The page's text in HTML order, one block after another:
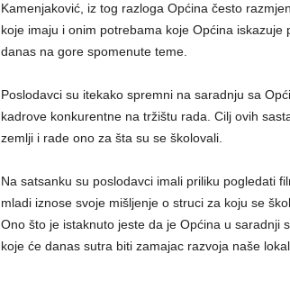
Kamenjaković, iz tog razloga Općina često
koje imaju i onim potrebama koje Općina
danas na gore spomenute teme.
Poslodavci su itekako spremni na saradnju sa
kadrove konkurentne na tržištu rada. Cilj ovih
zemlji i rade ono za šta su se školovali.
Na satsanku su poslodavci imali priliku pogledati
mladi iznose svoje mišljenje o struci za koju se
Ono što je istaknuto jeste da je Općina u saradnji
koje će danas sutra biti zamajac razvoja naše